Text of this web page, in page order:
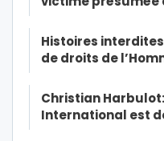
Histoires
de droits de
Christian
International est